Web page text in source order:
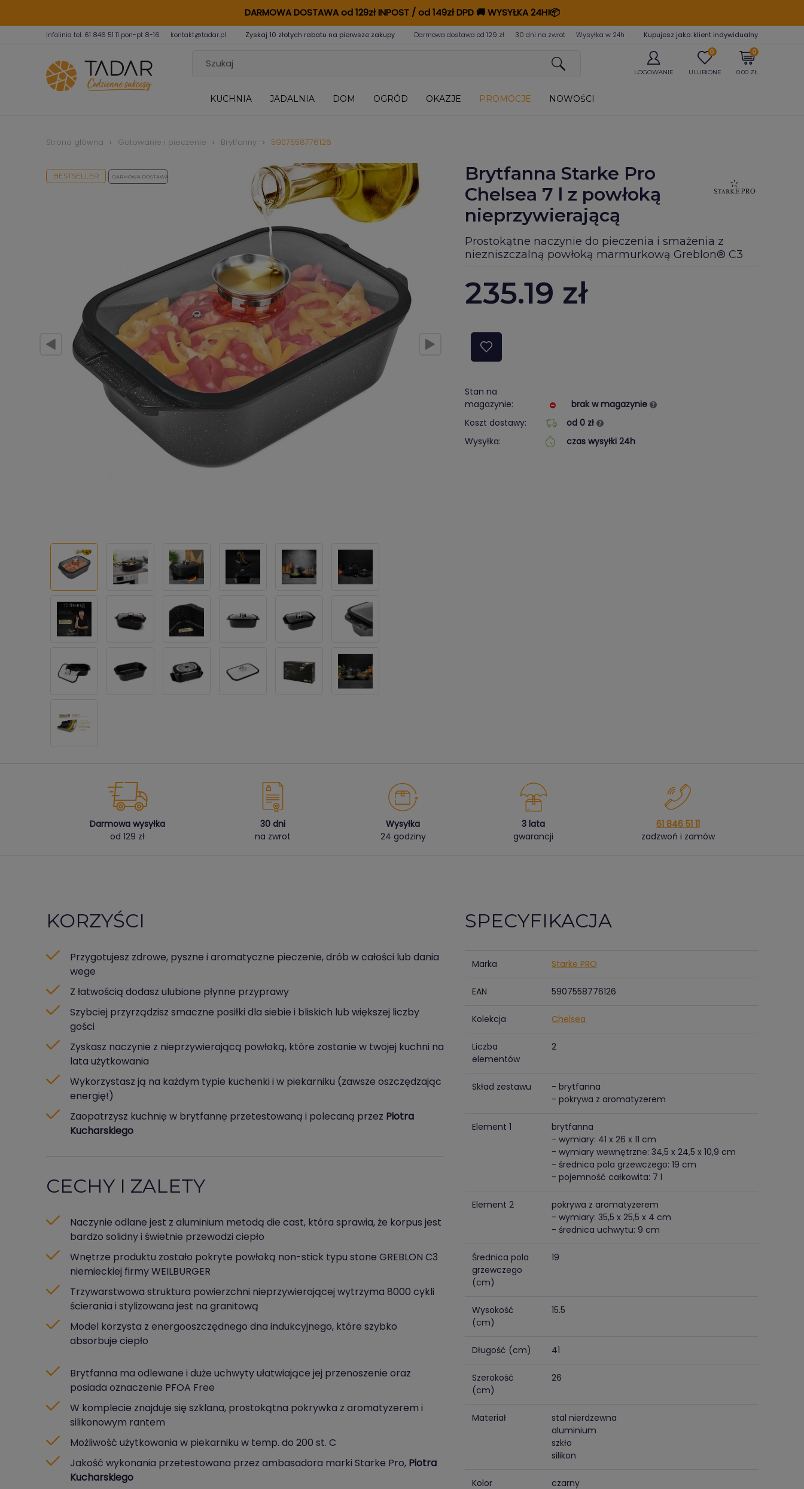
DARMOWA DOSTAWA od 129zł INPOST / od 149zł DPD🚚WYSYŁKA 24H!📦
Infolinia tel. 61 846 51 11 pon-pt 8-16 kontakt@tadar.pl Zyskaj 10 złotych rabatu na pierwsze zakupy Darmowa dostawa od 129 zł 30 dni na zwrot Wysyłka w 24h Kupujesz jako: klient indywidualny
LOGOWANIE
0
ULUBIONE
0
0.00 ZŁ
KUCHNIA JADALNIA DOM OGRÓD OKAZJE PROMOCJE NOWOŚCI
Strona główna Gotowanie i pieczenie Brytfanny 5907558776126
BESTSELLER DARMOWA DOSTAWA
Brytfanna Starke Pro
Chelsea 7 l z powłoką
nieprzywierającą
Prostokątne naczynie do pieczenia i smażenia z
niezniszczalną powłoką marmurkową Greblon® C3
235.19 zł
Stan na
magazynie:
brak w magazynie
Koszt dostawy:
od 0 zł
Wysyłka:
czas wysyłki 24h
Darmowa wysyłka
od 129 zł
30 dni
na zwrot
Wysyłka
24 godziny
3 lata
gwarancji
61 846 51 11
zadzwoń i zamów
KORZYŚCI
Przygotujesz zdrowe, pyszne i aromatyczne pieczenie, drób w całości lub dania
wege
Z łatwością dodasz ulubione płynne przyprawy
Szybciej przyrządzisz smaczne posiłki dla siebie i bliskich lub większej liczby
gości
Zyskasz naczynie z nieprzywierającą powłoką, które zostanie w twojej kuchni na
lata użytkowania
Wykorzystasz ją na każdym typie kuchenki i w piekarniku (zawsze oszczędzając
energię!)
Zaopatrzysz kuchnię w brytfannę przetestowaną i polecaną przez Piotra
Kucharskiego
CECHY I ZALETY
Naczynie odlane jest z aluminium metodą die cast, która sprawia, że korpus jest
bardzo solidny i świetnie przewodzi ciepło
Wnętrze produktu zostało pokryte powłoką non-stick typu stone GREBLON C3
niemieckiej firmy WEILBURGER
Trzywarstwowa struktura powierzchni nieprzywierającej wytrzyma 8000 cykli
ścierania i stylizowana jest na granitową
Model korzysta z energooszczędnego dna indukcyjnego, które szybko
absorbuje ciepło
Brytfanna ma odlewane i duże uchwyty ułatwiające jej przenoszenie oraz
posiada oznaczenie PFOA Free
W komplecie znajduje się szklana, prostokątna pokrywka z aromatyzerem i
silikonowym rantem
Możliwość użytkowania w piekarniku w temp. do 200 st. C
Jakość wykonania przetestowana przez ambasadora marki Starke Pro, Piotra
Kucharskiego
SPECYFIKACJA
Marka Starke PRO
EAN 5907558776126
Kolekcja Chelsea
Liczba
elementów
2
Skład zestawu
- brytfanna
- pokrywa z aromatyzerem
Element 1
brytfanna
- wymiary: 41 x 26 x 11 cm
- wymiary wewnętrzne: 34,5 x 24,5 x 10,9 cm
- średnica pola grzewczego: 19 cm
- pojemność całkowita: 7 l
Element 2
pokrywa z aromatyzerem
- wymiary: 35,5 x 25,5 x 4 cm
- średnica uchwytu: 9 cm
Średnica pola
grzewczego
(cm)
19
Wysokość
(cm)
15.5
Długość (cm) 41
Szerokość
(cm)
26
Materiał
stal nierdzewna
aluminium
szkło
silikon
Kolor czarny